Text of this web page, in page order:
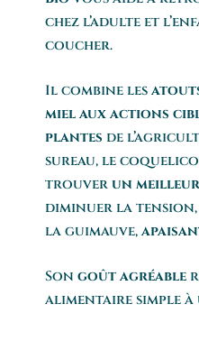
chez l’adulte et
coucher.
Il combine les
miel aux actions
plantes de
sureau, le
trouverun
diminuer la
la guimauve,
Son goût agréable
alimentaire simple